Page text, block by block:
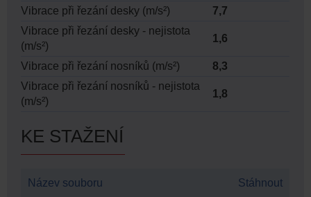
Vibrace při řezání desky (m/s²)
7,7
Vibrace při řezání desky - nejistota
(m/s²)
1,6
Vibrace při řezání nosníků (m/s²)
8,3
Vibrace při řezání nosníků - nejistota
(m/s²)
1,8
KE STAŽENÍ
Název souboru Stáhnout